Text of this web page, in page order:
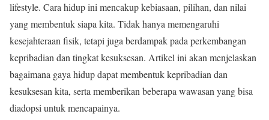
lifestyle. Cara hidup ini mencakup kebiasaan, pilihan, dan nilai
yang membentuk siapa kita. Tidak hanya memengaruhi
kesejahteraan fisik, tetapi juga berdampak pada perkembangan
kepribadian dan tingkat kesuksesan. Artikel ini akan menjelaskan
bagaimana gaya hidup dapat membentuk kepribadian dan
kesuksesan kita, serta memberikan beberapa wawasan yang bisa
diadopsi untuk mencapainya.